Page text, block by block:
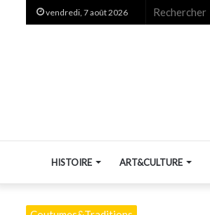
vendredi, 7 août 2026
HISTOIRE ART&CULTURE